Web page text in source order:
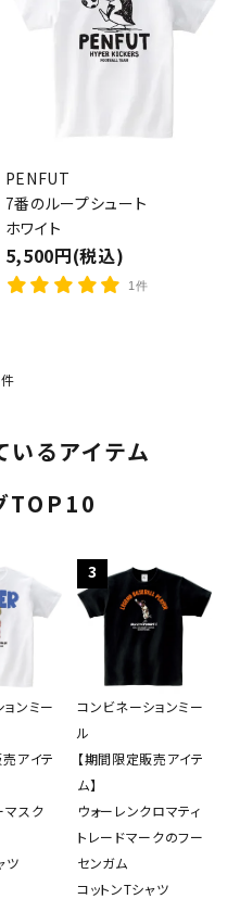
PENFUT
7番のループシュート
ホワイト
5,500円(税込)
1件
るアイテム
TOP10
ンミー
アイテ
マスク
ツ
3
コンビネーションミー
ル
【期間限定販売アイテ
ム】
ウォーレンクロマティ
トレードマークのフー
センガム
コットンTシャツ